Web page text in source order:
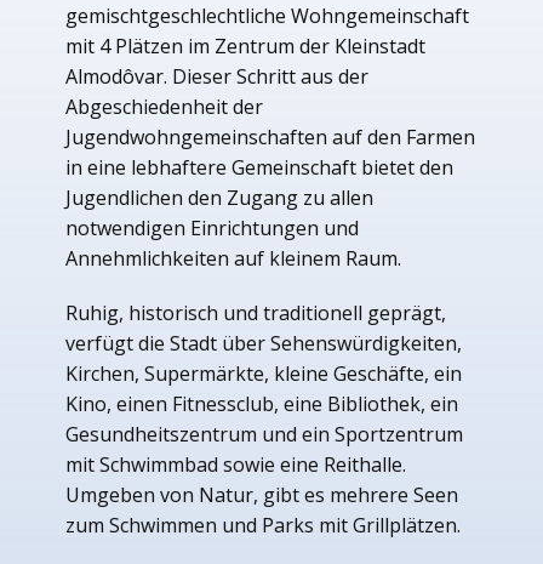
gemischtgeschlechtliche Wohngemeinschaft
mit 4 Plätzen im Zentrum der Kleinstadt
Almodôvar. Dieser Schritt aus der
Abgeschiedenheit der
Jugendwohngemeinschaften auf den Farmen
in eine lebhaftere Gemeinschaft bietet den
Jugendlichen den Zugang zu allen
notwendigen Einrichtungen und
Annehmlichkeiten auf kleinem Raum.
Ruhig, historisch und traditionell geprägt,
verfügt die Stadt über Sehenswürdigkeiten,
Kirchen, Supermärkte, kleine Geschäfte, ein
Kino, einen Fitnessclub, eine Bibliothek, ein
Gesundheitszentrum und ein Sportzentrum
mit Schwimmbad sowie eine Reithalle.
Umgeben von Natur, gibt es mehrere Seen
zum Schwimmen und Parks mit Grillplätzen.